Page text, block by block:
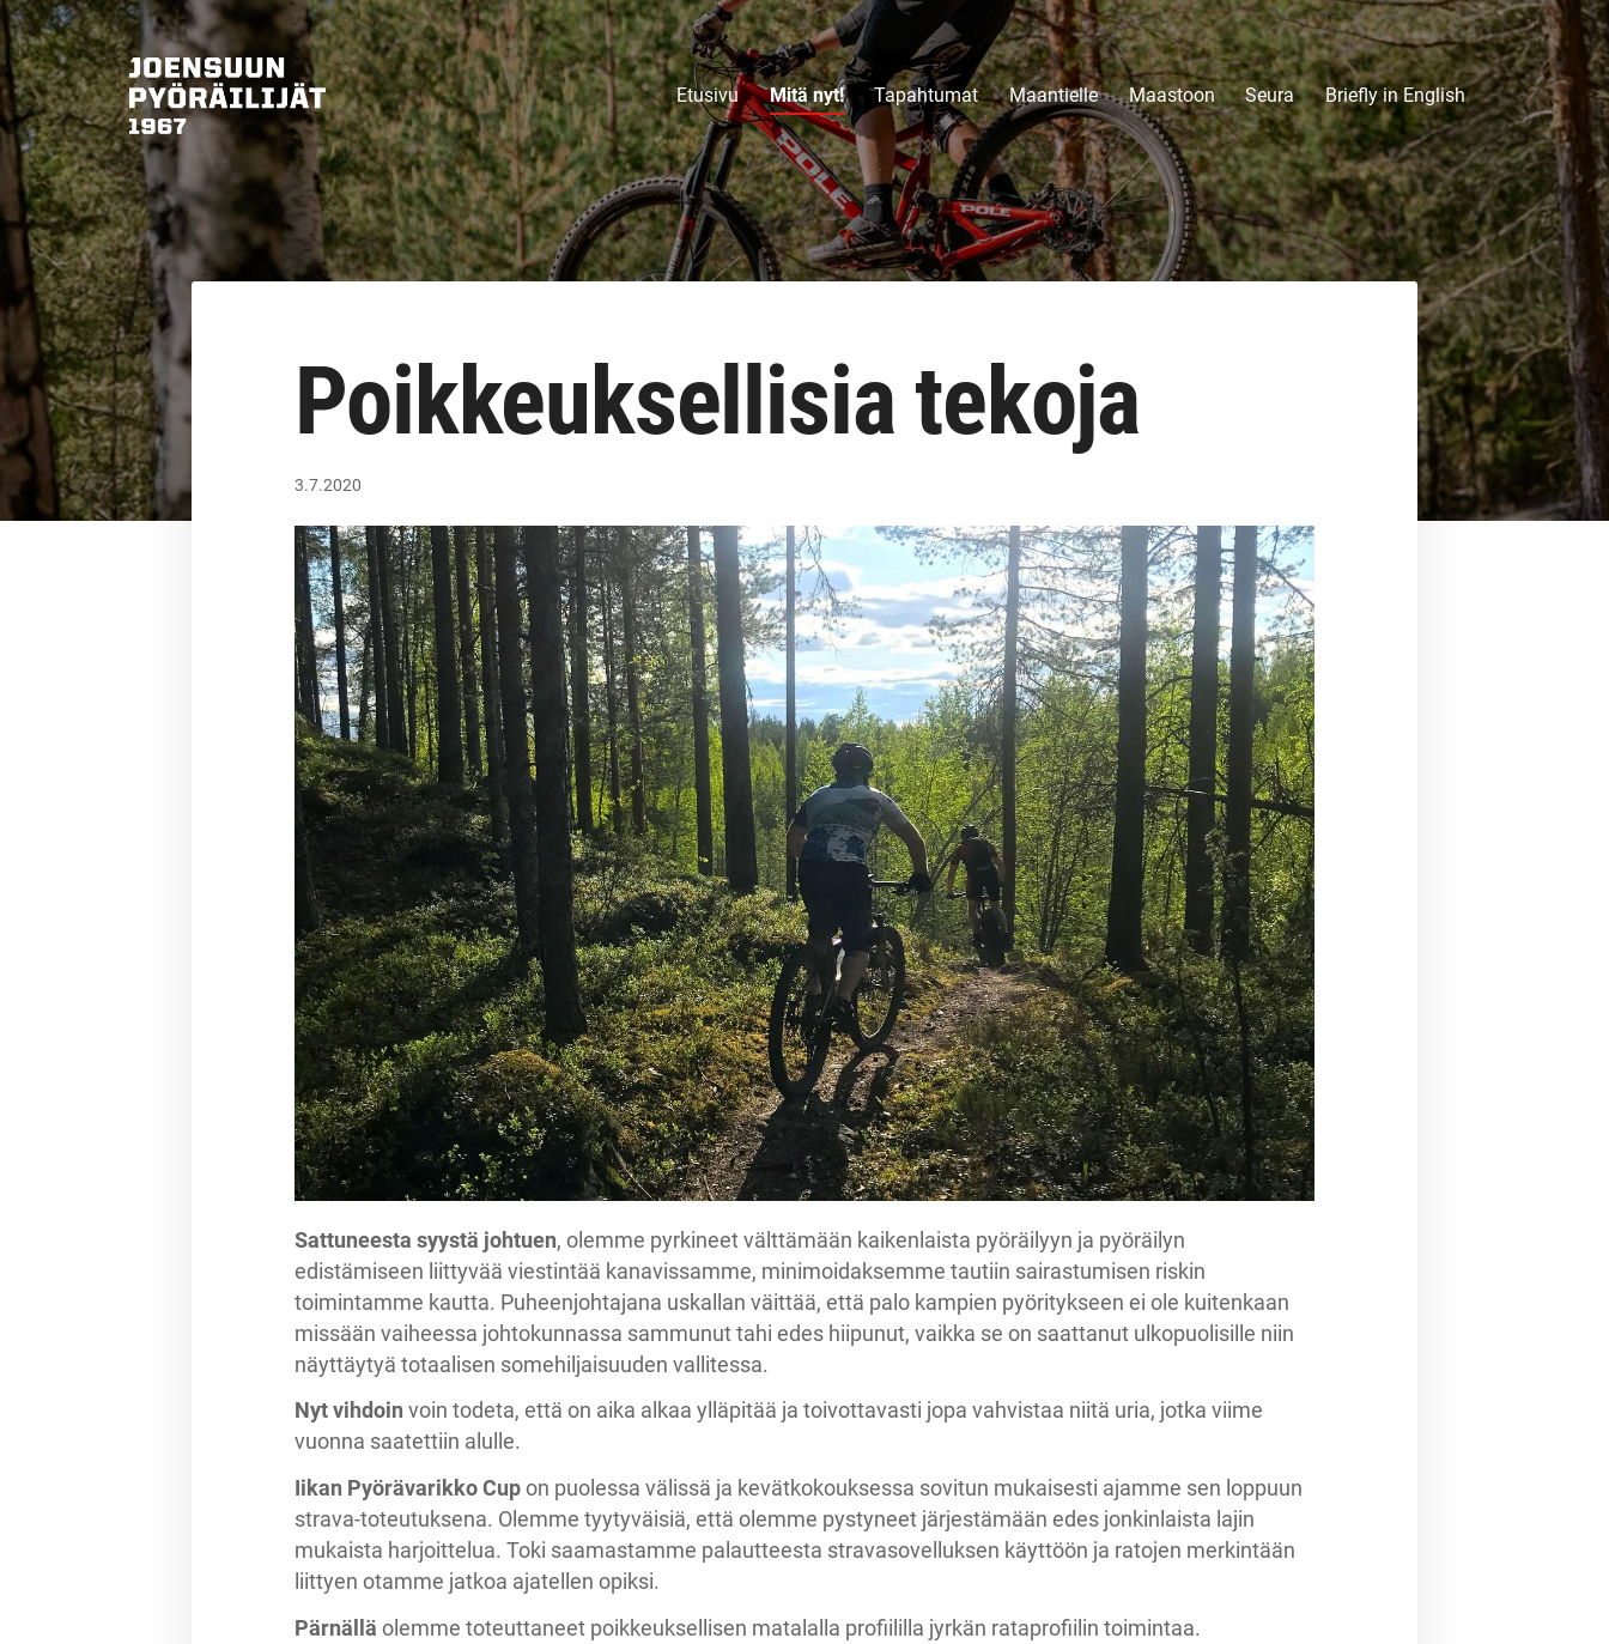
Siirry
sivun
sisältöön
Joensuun Pyöräilijät ry Etusivu Mitä nyt! Tapahtumat Maantielle Maastoon Seura Briefly in English
Poikkeuksellisia tekoja
3.7.2020
Sattuneesta syystä johtuen, olemme pyrkineet välttämään kaikenlaista pyöräilyyn ja pyöräilyn
edistämiseen liittyvää viestintää kanavissamme, minimoidaksemme tautiin sairastumisen riskin
toimintamme kautta. Puheenjohtajana uskallan väittää, että palo kampien pyöritykseen ei ole kuitenkaan
missään vaiheessa johtokunnassa sammunut tahi edes hiipunut, vaikka se on saattanut ulkopuolisille niin
näyttäytyä totaalisen somehiljaisuuden vallitessa.
Nyt vihdoin voin todeta, että on aika alkaa ylläpitää ja toivottavasti jopa vahvistaa niitä uria, jotka viime
vuonna saatettiin alulle.
Iikan Pyörävarikko Cupon puolessa välissä ja kevätkokouksessa sovitun mukaisesti ajamme sen loppuun
strava-toteutuksena. Olemme tyytyväisiä, että olemme pystyneet järjestämään edes jonkinlaista lajin
mukaista harjoittelua. Toki saamastamme palautteesta stravasovelluksen käyttöön ja ratojen merkintään
liittyen otamme jatkoa ajatellen opiksi.
Pärnällä olemme toteuttaneet poikkeuksellisen matalalla profiililla jyrkän rataprofiilin toimintaa.